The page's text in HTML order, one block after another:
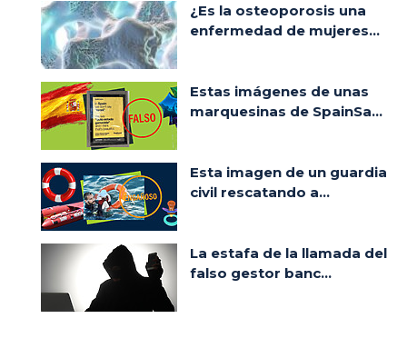
¿Es la osteoporosis una
enfermedad de mujeres...
Estas imágenes de unas
marquesinas de SpainSa...
Esta imagen de un guardia
civil rescatando a...
La estafa de la llamada del
falso gestor banc...